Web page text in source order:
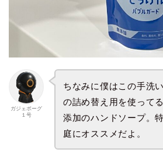
ガジェボーグ
１号
ちなみに僕はこの手洗
の詰め替え用を使って
添加のハンドソープ。
庭にオススメだよ。